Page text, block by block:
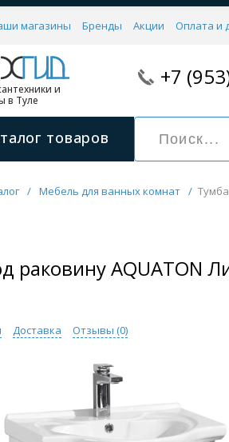
магазины Бренды Акции Оплата и
и
в Туле
+7
товаров
с душем Для раковины
/ Мебель для ванных комнат /
раковину AQUATON
Доставка Отзывы (0)